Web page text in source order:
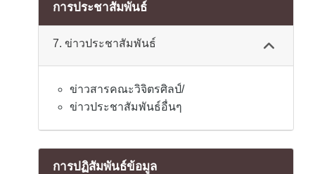
การประชาสัมพันธ์
7. ข่าวประชาสัมพันธ์
ข่าวสารคณะวิจิตรศิลป์/
ข่าวประชาสัมพันธ์อื่นๆ
การปฏิสัมพันธ์ข้อมูล